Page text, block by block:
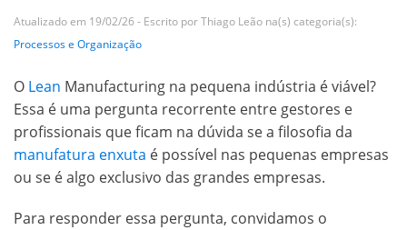
Atualizado em 19/02/26 - Escrito por Thiago Leão na(s) categoria(s):
Processos e Organização
O Lean Manufacturing na pequena indústria é viável?
Essa é uma pergunta recorrente entre gestores e
profissionais que ficam na dúvida se a filosofia da
manufatura enxuta é possível nas pequenas empresas
ou se é algo exclusivo das grandes empresas.
Para responder essa pergunta, convidamos o